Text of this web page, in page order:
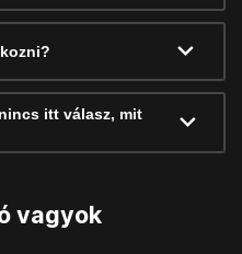
itt válasz, mit
vagyok